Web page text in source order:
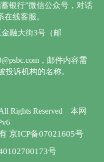
Rights Reserved
本网
京ICP备07021605号
号
银行”微信公众号，对话
线客服。
融大街3号（邮
，邮件内容需
投诉机构的名称。